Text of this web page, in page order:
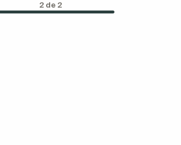
2 de 2